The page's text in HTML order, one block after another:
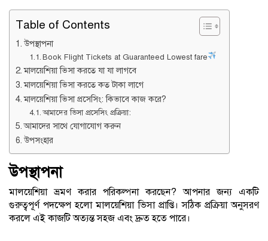
Table of Contents
উপস্থাপনা
Book Flight Tickets at Guaranteed Lowest fare
মালয়েশিয়া ভিসা করতে যা যা লাগবে
মালয়েশিয়া ভিসা করতে কত টাকা লাগে
মালয়েশিয়া ভিসা প্রসেসিং: কিভাবে কাজ করে?
আমাদের ভিসা প্রসেসিং প্রক্রিয়া:
আমাদের সাথে যোগাযোগ করুন
উপসংহার
উপস্থাপনা
মালয়েশিয়া ভ্রমণ করার পরিকল্পনা করছেন? আপনার জন্য একটি
গুরুত্বপূর্ণ পদক্ষেপ হলো মালয়েশিয়া ভিসা প্রাপ্তি। সঠিক প্রক্রিয়া অনুসরণ
করলে এই কাজটি অত্যন্ত সহজ এবং দ্রুত হতে পারে।